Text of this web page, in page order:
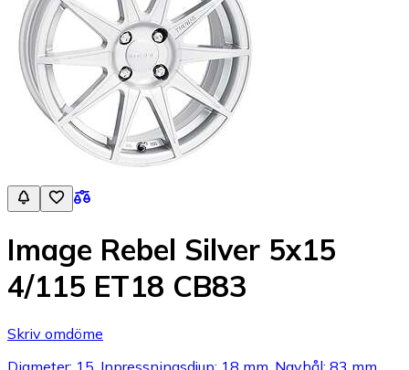
Image Rebel Silver 5x15
4/115 ET18 CB83
Skriv omdöme
Diameter: 15, Inpressningsdjup: 18 mm, Navhål: 83 mm